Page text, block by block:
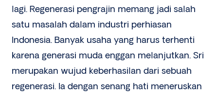
lagi. Regenerasi pengrajin memang jadi salah
satu masalah dalam industri perhiasan
Indonesia. Banyak usaha yang harus terhenti
karena generasi muda enggan melanjutkan. Sri
merupakan wujud keberhasilan dari sebuah
regenerasi. Ia dengan senang hati meneruskan